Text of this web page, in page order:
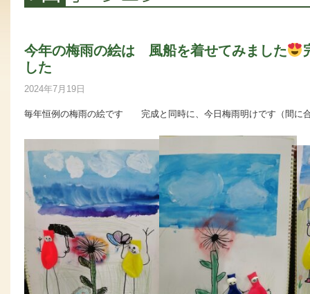
今年の梅雨の絵は 風船を着せてみました
した
2024年7月19日
毎年恒例の梅雨の絵です 完成と同時に、今日梅雨明けです（間に